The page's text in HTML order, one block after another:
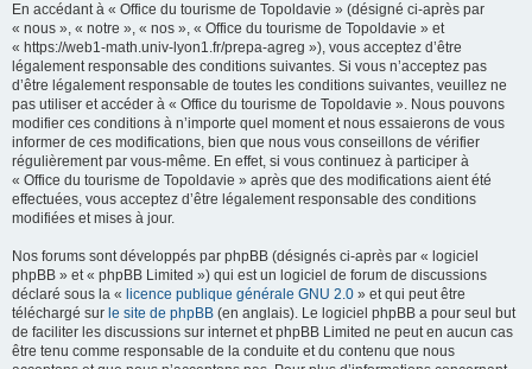
En accédant à « Office du tourisme de Topoldavie » (désigné ci-après par
« nous », « notre », « nos », « Office du tourisme de Topoldavie » et
« https://web1-math.univ-lyon1.fr/prepa-agreg »), vous acceptez d’être
légalement responsable des conditions suivantes. Si vous n’acceptez pas
d’être légalement responsable de toutes les conditions suivantes, veuillez ne
pas utiliser et accéder à « Office du tourisme de Topoldavie ». Nous pouvons
modifier ces conditions à n’importe quel moment et nous essaierons de vous
informer de ces modifications, bien que nous vous conseillons de vérifier
régulièrement par vous-même. En effet, si vous continuez à participer à
« Office du tourisme de Topoldavie » après que des modifications aient été
effectuées, vous acceptez d’être légalement responsable des conditions
modifiées et mises à jour.
Nos forums sont développés par phpBB (désignés ci-après par « logiciel
phpBB » et « phpBB Limited ») qui est un logiciel de forum de discussions
déclaré sous la « licence publique générale GNU 2.0 » et qui peut être
téléchargé sur le site de phpBB (en anglais). Le logiciel phpBB a pour seul but
de faciliter les discussions sur internet et phpBB Limited ne peut en aucun cas
être tenu comme responsable de la conduite et du contenu que nous